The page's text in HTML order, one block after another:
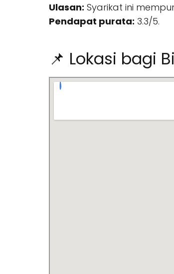
Ulasan: Syarikat ini
Pendapat purata: 3.3/5.
📌 Lokasi bagi